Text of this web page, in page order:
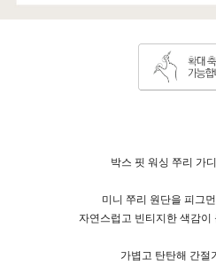
박스 핏 워싱 쭈리 가
미니 쭈리 원단을 피그
자연스럽고 빈티지한 색감이
가볍고 탄탄해 간절